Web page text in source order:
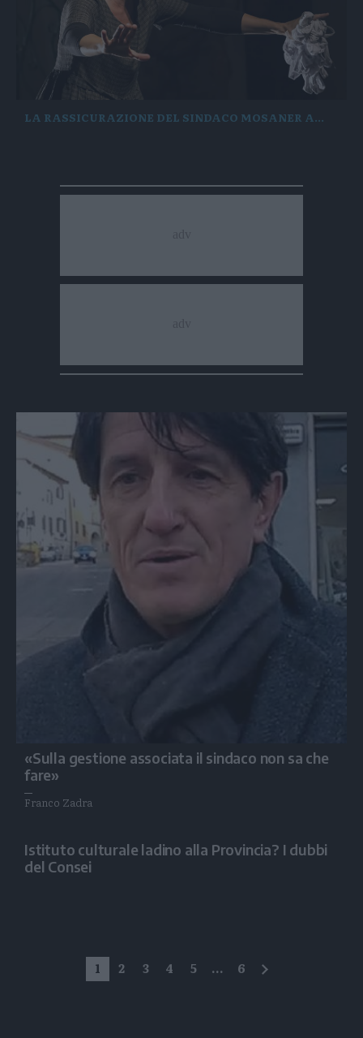
LA RASSICURAZIONE DEL SINDACO MOSANER A
«Sulla gestione associata il sindaco non sa che
fare»
Franco Zadra
Istituto culturale ladino alla Provincia? I dubbi
del Consei
1 2 3 4 5 ... 6